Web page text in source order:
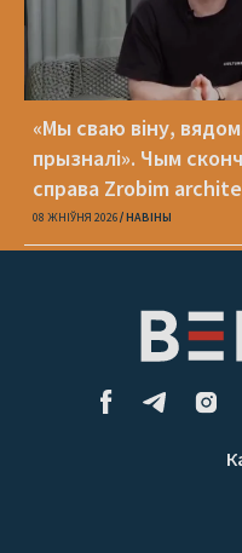
«Мы сваю віну,
прызналі». Чым
справа Zrobim
08 ЖНІЎНЯ 2026 НАВІНЫ